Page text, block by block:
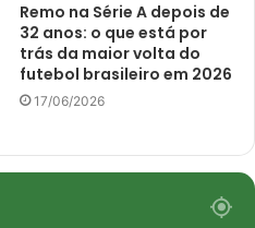
Remo na Série A depois de
32 anos: o que está por
trás da maior volta do
futebol brasileiro em 2026
17/06/2026